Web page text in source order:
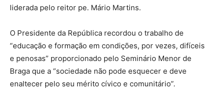
liderada pelo reitor pe. Mário Martins.
O Presidente da República recordou o trabalho de
“educação e formação em condições, por vezes, difíceis
e penosas” proporcionado pelo Seminário Menor de
Braga que a “sociedade não pode esquecer e deve
enaltecer pelo seu mérito cívico e comunitário”.